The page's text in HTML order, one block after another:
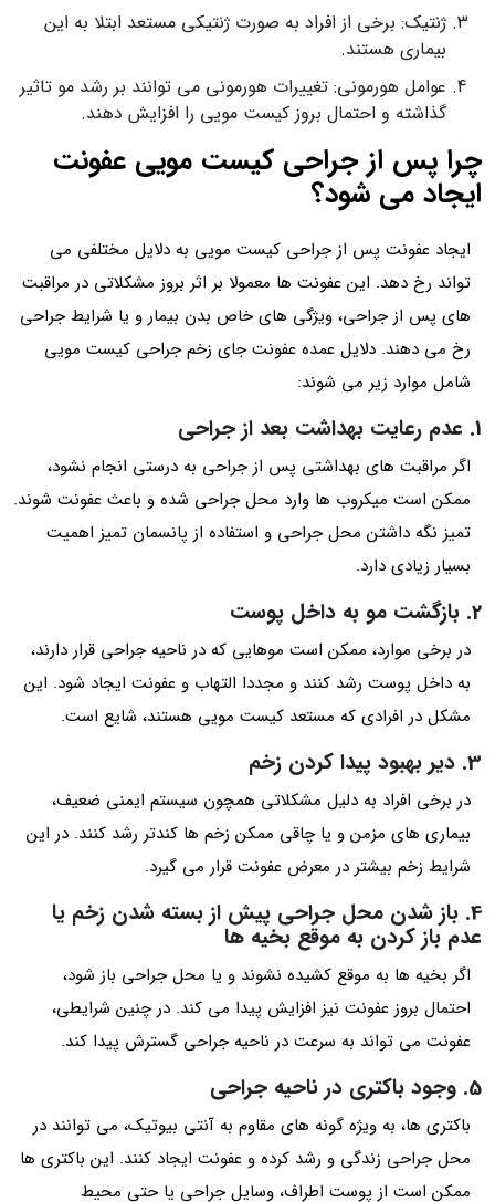
ژنتیک: برخی از افراد به صورت ژنتیکی مستعد ابتلا به این
بیماری هستند.
عوامل هورمونی: تغییرات هورمونی می توانند بر رشد مو تاثیر
گذاشته و احتمال بروز کیست مویی را افزایش دهند.
چرا پس از جراحی کیست مویی عفونت
ایجاد می شود؟
ایجاد عفونت پس از جراحی کیست مویی به دلایل مختلفی می
تواند رخ دهد. این عفونت ها معمولا بر اثر بروز مشکلاتی در مراقبت
های پس از جراحی، ویژگی های خاص بدن بیمار و یا شرایط جراحی
رخ می دهند. دلایل عمده عفونت جای زخم جراحی کیست مویی
شامل موارد زیر می شوند:
1. عدم رعایت بهداشت بعد از جراحی
اگر مراقبت های بهداشتی پس از جراحی به درستی انجام نشود،
ممکن است میکروب ها وارد محل جراحی شده و باعث عفونت شوند.
تمیز نگه داشتن محل جراحی و استفاده از پانسمان تمیز اهمیت
بسیار زیادی دارد.
2. بازگشت مو به داخل پوست
در برخی موارد، ممکن است موهایی که در ناحیه جراحی قرار دارند،
به داخل پوست رشد کنند و مجددا التهاب و عفونت ایجاد شود. این
مشکل در افرادی که مستعد کیست مویی هستند، شایع است.
3. دیر بهبود پیدا کردن زخم
در برخی افراد به دلیل مشکلاتی همچون سیستم ایمنی ضعیف،
بیماری های مزمن و یا چاقی ممکن زخم ها کندتر رشد کنند. در این
شرایط زخم بیشتر در معرض عفونت قرار می گیرد.
4. باز شدن محل جراحی پیش از بسته شدن زخم یا
عدم باز کردن به موقع بخیه ها
اگر بخیه ها به موقع کشیده نشوند و یا محل جراحی باز شود،
احتمال بروز عفونت نیز افزایش پیدا می کند. در چنین شرایطی،
عفونت می تواند به سرعت در ناحیه جراحی گسترش پیدا کند.
5. وجود باکتری در ناحیه جراحی
باکتری ها، به ویژه گونه های مقاوم به آنتی بیوتیک، می توانند در
محل جراحی زندگی و رشد کرده و عفونت ایجاد کنند. این باکتری ها
ممکن است از پوست اطراف، وسایل جراحی یا حتی محیط